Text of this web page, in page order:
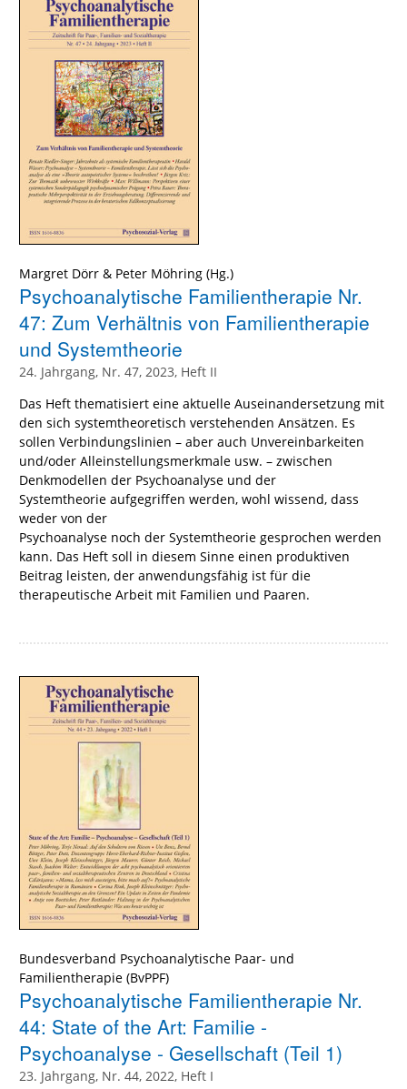
Margret Dörr & Peter Möhring (Hg.)
Psychoanalytische Familientherapie Nr.
47: Zum Verhältnis von Familientherapie
und Systemtheorie
24. Jahrgang, Nr. 47, 2023, Heft II
Das Heft thematisiert eine aktuelle Auseinandersetzung mit
den sich systemtheoretisch verstehenden Ansätzen. Es
sollen Verbindungslinien – aber auch Unvereinbarkeiten
und/oder Alleinstellungsmerkmale usw. – zwischen
Denkmodellen der Psychoanalyse und der
Systemtheorie aufgegriffen werden, wohl wissend, dass
weder von der
Psychoanalyse noch der Systemtheorie gesprochen werden
kann. Das Heft soll in diesem Sinne einen produktiven
Beitrag leisten, der anwendungsfähig ist für die
therapeutische Arbeit mit Familien und Paaren.
Bundesverband Psychoanalytische Paar- und
Familientherapie (BvPPF)
Psychoanalytische Familientherapie Nr.
44: State of the Art: Familie -
Psychoanalyse - Gesellschaft (Teil 1)
23. Jahrgang, Nr. 44, 2022, Heft I